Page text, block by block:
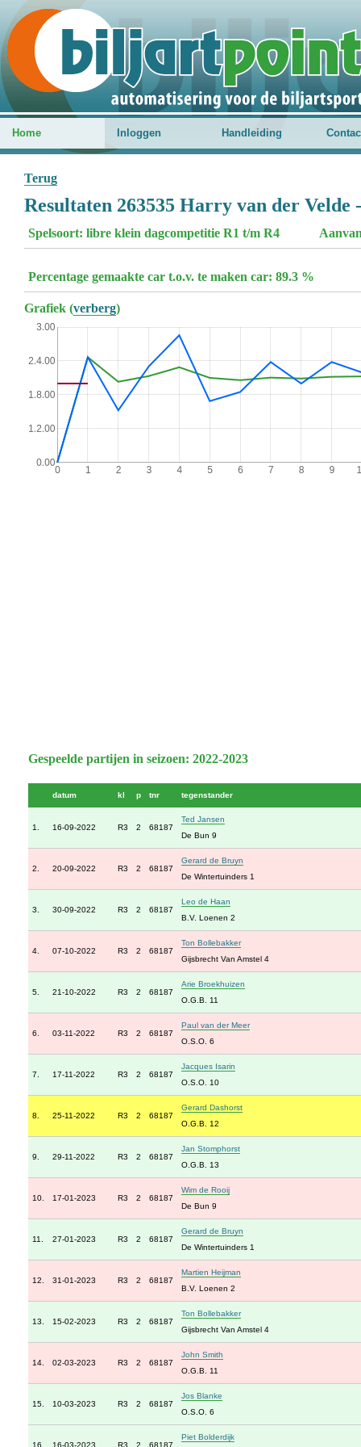
Home Inloggen Handleiding
Terug
Resultaten 263535 Harry van der Velde
Spelsoort: libre klein dagcompetitie R1 t/m R4
Percentage gemaakte car t.o.v. te maken car: 89.3 %
Grafiek (verberg)
Gespeelde partijen in seizoen: 2022-2023
datum kl p tnr tegenstander
1. 16-09-2022 R3 2 68187
Ted Jansen
De Bun 9
2. 20-09-2022 R3 2 68187
Gerard de Bruyn
De Wintertuinders 1
3. 30-09-2022 R3 2 68187
Leo de Haan
B.V. Loenen 2
4. 07-10-2022 R3 2 68187
Ton Bollebakker
Gijsbrecht Van Amstel 4
5. 21-10-2022 R3 2 68187
Arie Broekhuizen
O.G.B. 11
6. 03-11-2022 R3 2 68187
Paul van der Meer
O.S.O. 6
7. 17-11-2022 R3 2 68187
Jacques Isarin
O.S.O. 10
8. 25-11-2022 R3 2 68187
Gerard Dashorst
O.G.B. 12
9. 29-11-2022 R3 2 68187
Jan Stomphorst
O.G.B. 13
10. 17-01-2023 R3 2 68187
Wim de Rooij
De Bun 9
11. 27-01-2023 R3 2 68187
Gerard de Bruyn
De Wintertuinders 1
12. 31-01-2023 R3 2 68187
Martien Heijman
B.V. Loenen 2
13. 15-02-2023 R3 2 68187
Ton Bollebakker
Gijsbrecht Van Amstel 4
14. 02-03-2023 R3 2 68187
John Smith
O.G.B. 11
15. 10-03-2023 R3 2 68187
Jos Blanke
O.S.O. 6
16. 16-03-2023 R3 2 68187
Piet Bolderdijk